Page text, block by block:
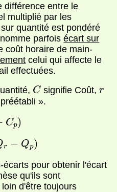
différence entre le
multiplié par les
quantité est pondéré
parfoisécart sur
coût horaire de main-
celui qui affecte le
effectuées.
C
C signifie Coût,r
r
».
Cp)
p)
r − Qp)
Qp)
pour obtenir l'écart
qu'ils sont
d'être toujours